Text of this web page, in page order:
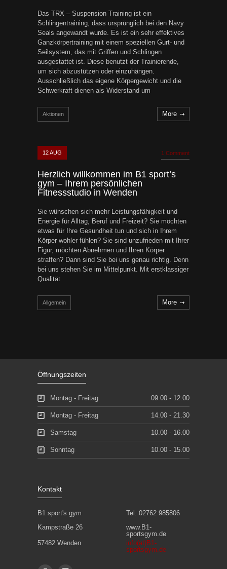
Das TRX – Suspension Training ist ein
Schlingentraining, dass ursprünglich bei den Navy
Seals angewandt wurde. Es ist ein sehr effektives
Ganzkörpertraining mit einem speziellen Gurt- und
Seilsystem, das mit Griffen und Schlingen
ausgestattet ist. Diese benutzt der Trainierende,
um sich abzustützen oder einzuhängen.
Ausschließlich das eigene Körpergewicht und die
Schwerkraft dienen als Widerstand um
Aktionen More
12AUG 1 Comment
Herzlich willkommen im B1 sport’s
gym – Ihrem persönlichen
Fitnessstudio in Wenden
Sie wünschen sich mehr Leistungsfähigkeit und
Energie für Alltag, Beruf und Freizeit? Sie möchten
etwas für Ihre Gesundheit tun und sich in Ihrem
Körper wohler fühlen? Sie sind unzufrieden mit Ihrer
Figur, möchten Abnehmen und Ihren Körper
straffen? Dann sind Sie bei uns genau richtig. Denn
bei uns stehen Sie im Mittelpunkt. Mit erstklassiger
Qualität
Allgemein More
Öffnungszeiten
Montag - Freitag 09.00 - 12.00
Montag - Freitag 14.00 - 21.30
Samstag 10.00 - 16.00
Sonntag 10.00 - 15.00
Kontakt
B1 sport's gym
Tel. 02762 985806
Kampstraße 26
www.B1-
sportsgym.de
57482 Wenden
info(at)B1-
sportsgym.de